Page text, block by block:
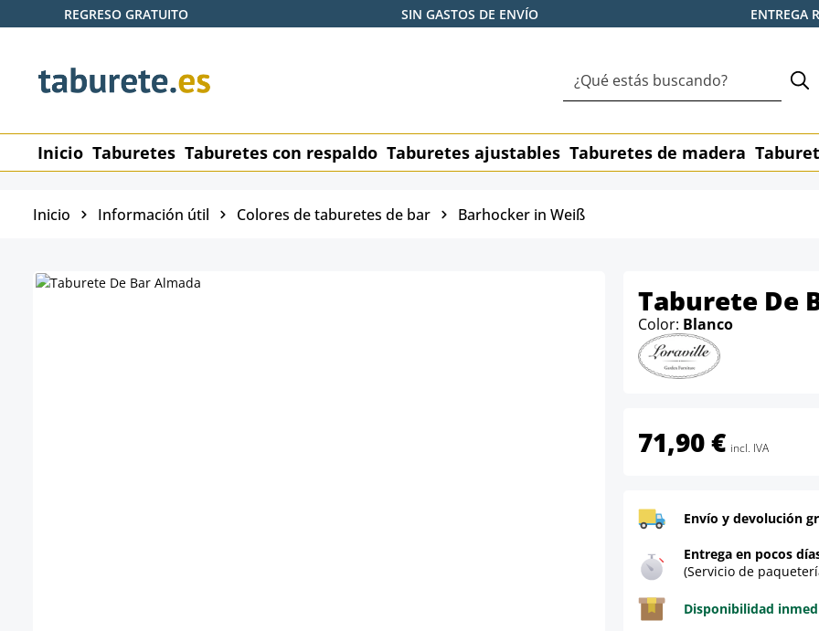
al contenido principal
Saltar a la búsqueda
Saltar a la navegación principal
REGRESO GRATUITO SIN GASTOS DE ENVÍO ENTREGA
Inicio Taburetes Taburetes con respaldo Taburetes ajustables Taburetes de madera
Inicio Información útil Colores de taburetes de bar Barhocker in Weiß
Taburete De
Color: Blanco
71,90 € incl. IVA
Envío y devolución
Entrega en pocos
(Servicio de
Disponibilidad